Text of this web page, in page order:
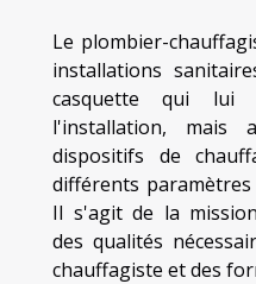
Le plombier-
installations
casquette qui lui
l'installation, mais
dispositifs de
différents
Il s'agit de la
des qualités
chauffagiste et des